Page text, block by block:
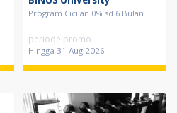
Program Cicilan 0% sd 6 Bulan...
periode promo
Hingga 31 Aug 2026